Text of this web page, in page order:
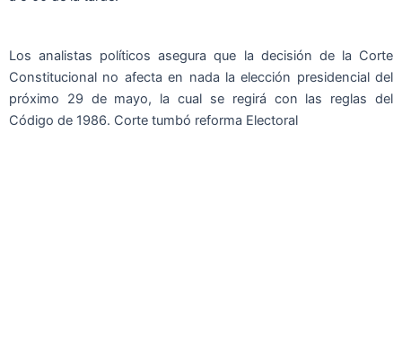
Los analistas políticos asegura que la decisión de la Corte
Constitucional no afecta en nada la elección presidencial del
próximo 29 de mayo, la cual se regirá con las reglas del
Código de 1986. Corte tumbó reforma Electoral